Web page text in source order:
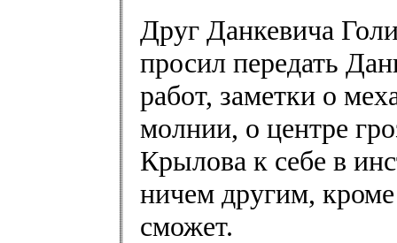
Друг Данкевича
просил передать
работ, заметки о
молнии, о центре
Крылова к себе в
ничем другим,
сможет.